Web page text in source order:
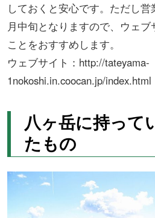
しておくと安心です。ただし
月中旬となりますので、ウェブ
ことをおすすめします。
ウェブサイト：http://tateyama-
1nokoshi.in.coocan.jp/index.html
八ヶ岳に持って
たもの